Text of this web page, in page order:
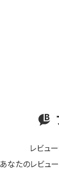
レビュ
あなたのレビュ